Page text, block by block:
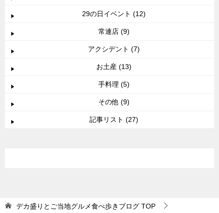
29の日イベント (12)
常連店 (9)
アクシデント (7)
お土産 (13)
手料理 (5)
その他 (9)
記事リスト (27)
デカ盛りとご当地グルメ食べ歩きブログ TOP